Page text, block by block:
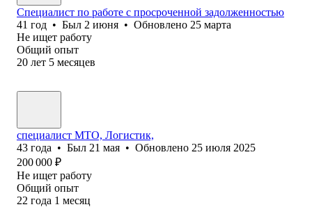
Специалист по работе с просроченной задолженностью
41 год • Был 2 июня • Обновлено 25 марта
Не ищет работу
Общий опыт
20 лет 5 месяцев
специалист МТО, Логистик,
43 года • Был 21 мая • Обновлено 25 июля 2025
200 000 ₽
Не ищет работу
Общий опыт
22 года 1 месяц